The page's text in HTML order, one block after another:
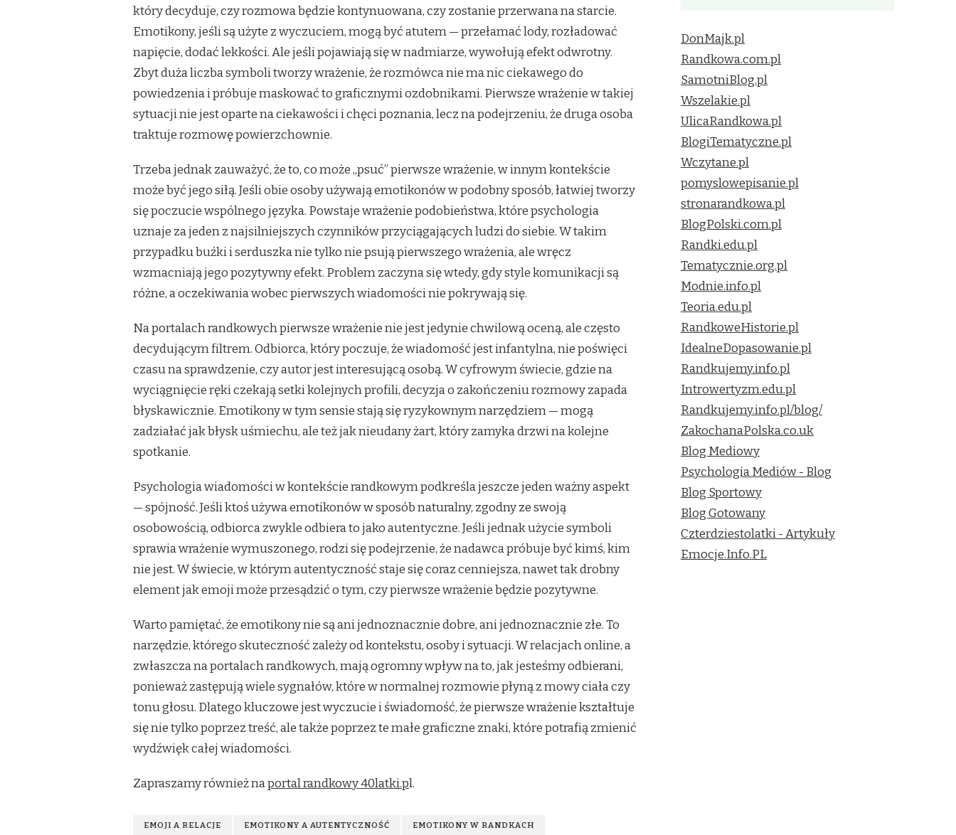
który decyduje, czy rozmowa będzie kontynuowana, czy zostanie przerwana na starcie.
Emotikony, jeśli są użyte z wyczuciem, mogą być atutem — przełamać lody, rozładować
napięcie, dodać lekkości. Ale jeśli pojawiają się w nadmiarze, wywołują efekt odwrotny.
Zbyt duża liczba symboli tworzy wrażenie, że rozmówca nie ma nic ciekawego do
powiedzenia i próbuje maskować to graficznymi ozdobnikami. Pierwsze wrażenie w takiej
sytuacji nie jest oparte na ciekawości i chęci poznania, lecz na podejrzeniu, że druga osoba
traktuje rozmowę powierzchownie.
Trzeba jednak zauważyć, że to, co może „psuć” pierwsze wrażenie, w innym kontekście
może być jego siłą. Jeśli obie osoby używają emotikonów w podobny sposób, łatwiej tworzy
się poczucie wspólnego języka. Powstaje wrażenie podobieństwa, które psychologia
uznaje za jeden z najsilniejszych czynników przyciągających ludzi do siebie. W takim
przypadku buźki i serduszka nie tylko nie psują pierwszego wrażenia, ale wręcz
wzmacniają jego pozytywny efekt. Problem zaczyna się wtedy, gdy style komunikacji są
różne, a oczekiwania wobec pierwszych wiadomości nie pokrywają się.
Na portalach randkowych pierwsze wrażenie nie jest jedynie chwilową oceną, ale często
decydującym filtrem. Odbiorca, który poczuje, że wiadomość jest infantylna, nie poświęci
czasu na sprawdzenie, czy autor jest interesującą osobą. W cyfrowym świecie, gdzie na
wyciągnięcie ręki czekają setki kolejnych profili, decyzja o zakończeniu rozmowy zapada
błyskawicznie. Emotikony w tym sensie stają się ryzykownym narzędziem — mogą
zadziałać jak błysk uśmiechu, ale też jak nieudany żart, który zamyka drzwi na kolejne
spotkanie.
Psychologia wiadomości w kontekście randkowym podkreśla jeszcze jeden ważny aspekt
— spójność. Jeśli ktoś używa emotikonów w sposób naturalny, zgodny ze swoją
osobowością, odbiorca zwykle odbiera to jako autentyczne. Jeśli jednak użycie symboli
sprawia wrażenie wymuszonego, rodzi się podejrzenie, że nadawca próbuje być kimś, kim
nie jest. W świecie, w którym autentyczność staje się coraz cenniejsza, nawet tak drobny
element jak emoji może przesądzić o tym, czy pierwsze wrażenie będzie pozytywne.
Warto pamiętać, że emotikony nie są ani jednoznacznie dobre, ani jednoznacznie złe. To
narzędzie, którego skuteczność zależy od kontekstu, osoby i sytuacji. W relacjach online, a
zwłaszcza na portalach randkowych, mają ogromny wpływ na to, jak jesteśmy odbierani,
ponieważ zastępują wiele sygnałów, które w normalnej rozmowie płyną z mowy ciała czy
tonu głosu. Dlatego kluczowe jest wyczucie i świadomość, że pierwsze wrażenie kształtuje
się nie tylko poprzez treść, ale także poprzez te małe graficzne znaki, które potrafią zmienić
wydźwięk całej wiadomości.
Zapraszamy również naportal randkowy 40latki.pl.
EMOJI A RELACJE EMOTIKONY A AUTENTYCZNOŚĆ EMOTIKONY W RANDKACH
DonMajk.pl
Randkowa.com.pl
SamotniBlog.pl
Wszelakie.pl
UlicaRandkowa.pl
BlogiTematyczne.pl
Wczytane.pl
pomyslowepisanie.pl
stronarandkowa.pl
BlogPolski.com.pl
Randki.edu.pl
Tematycznie.org.pl
Modnie.info.pl
Teoria.edu.pl
RandkoweHistorie.pl
IdealneDopasowanie.pl
Randkujemy.info.pl
Introwertyzm.edu.pl
Randkujemy.info.pl/blog/
ZakochanaPolska.co.uk
Blog Mediowy
Psychologia Mediów - Blog
Blog Sportowy
Blog Gotowany
Czterdziestolatki - Artykuły
Emocje.Info.PL